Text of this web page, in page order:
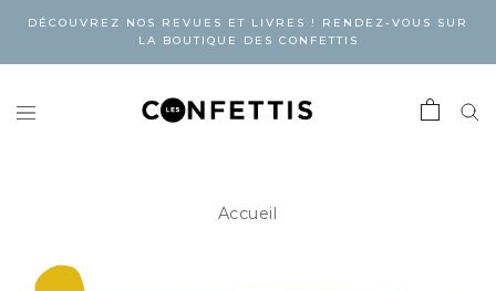
DÉCOUVREZ NOS REVUES ET LIVRES ! RENDEZ-VOUS SUR
LA BOUTIQUE DES CONFETTIS
Accueil